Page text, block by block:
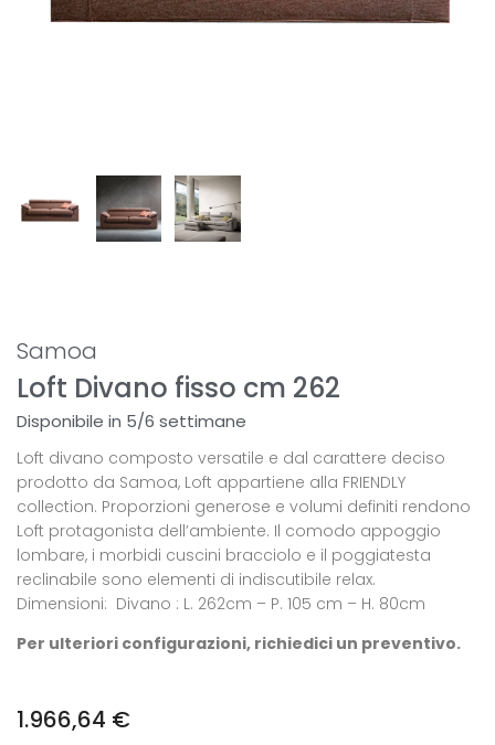
Samoa
Loft Divano fisso cm 262
Disponibile in 5/6 settimane
Loft divano composto versatile e dal carattere deciso
prodotto da Samoa, Loft appartiene alla FRIENDLY
collection. Proporzioni generose e volumi definiti rendono
Loft protagonista dell’ambiente. Il comodo appoggio
lombare, i morbidi cuscini bracciolo e il poggiatesta
reclinabile sono elementi di indiscutibile relax.
Dimensioni: Divano : L. 262cm – P. 105 cm – H. 80cm
Per ulteriori configurazioni, richiedici un preventivo.
1.966,64 €